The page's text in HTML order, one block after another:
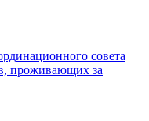
совета
проживающих за